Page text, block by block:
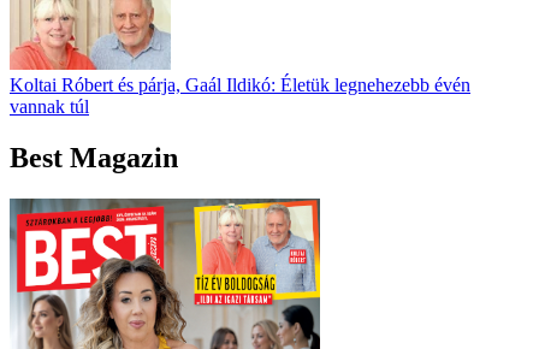
Koltai Róbert és párja, Gaál Ildikó: Életük legnehezebb évén
vannak túl
Best Magazin